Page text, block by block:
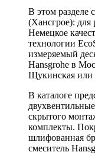
В этом разделе
(Хансгрое):
Немецкое
технологии
измеряемый
Hansgrohe в
Щукинская или
В каталоге
скрытого
комплекты.
шлифованная
смеситель